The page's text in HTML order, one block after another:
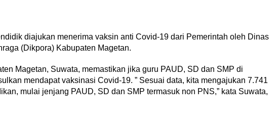
diajukan menerima vaksin anti Covid-19 dari Pemerintah oleh Dinas
(Dikpora) Kabupaten Magetan.
Magetan, Suwata, memastikan jika guru PAUD, SD dan SMP di
mendapat vaksinasi Covid-19. ” Sesuai data, kita mengajukan 7.741
mulai jenjang PAUD, SD dan SMP termasuk non PNS,” kata Suwata,